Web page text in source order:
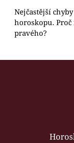
Nejčastější
horoskopu.
pravého?